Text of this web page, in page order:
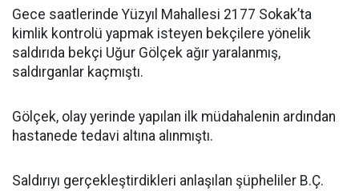
Gece saatlerinde Yüzyıl Mahallesi 2177 Sokak’ta
kimlik kontrolü yapmak isteyen bekçilere yönelik
saldırıda bekçi Uğur Gölçek ağır yaralanmış,
saldırganlar kaçmıştı.
Gölçek, olay yerinde yapılan ilk müdahalenin ardından
hastanede tedavi altına alınmıştı.
Saldırıyı gerçekleştirdikleri anlaşılan şüpheliler B.Ç.